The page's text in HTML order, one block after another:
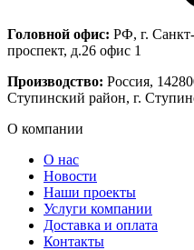
Головной офис: РФ, г.
проспект, д.26 офис 1
Производство: Россия,
Ступинский район, г.
О компании
О нас
Новости
Наши проекты
Услуги компании
Доставка и оплата
Контакты